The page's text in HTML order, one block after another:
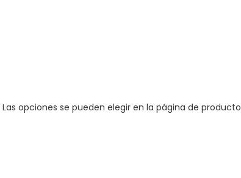
opciones se pueden elegir en la página de producto